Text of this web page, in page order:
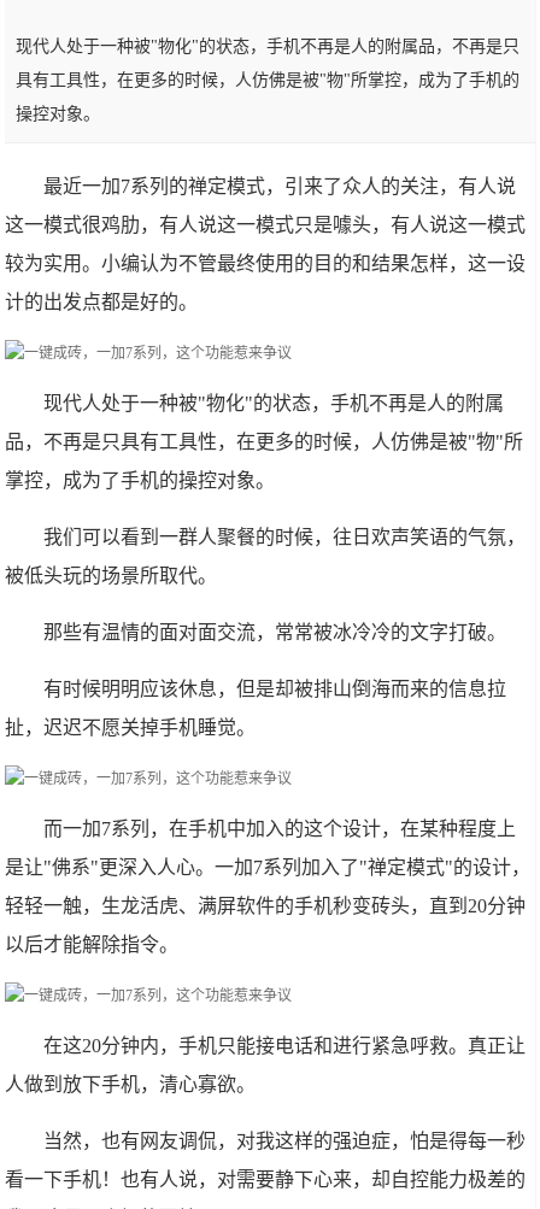
现代人处于一种被"物化"的状态，手机不再是人的附属品，不再是只
具有工具性，在更多的时候，人仿佛是被"物"所掌控，成为了手机的
操控对象。
最近一加7系列的禅定模式，引来了众人的关注，有人说
这一模式很鸡肋，有人说这一模式只是噱头，有人说这一模式
较为实用。小编认为不管最终使用的目的和结果怎样，这一设
计的出发点都是好的。
现代人处于一种被"物化"的状态，手机不再是人的附属
品，不再是只具有工具性，在更多的时候，人仿佛是被"物"所
掌控，成为了手机的操控对象。
我们可以看到一群人聚餐的时候，往日欢声笑语的气氛，
被低头玩的场景所取代。
那些有温情的面对面交流，常常被冰冷冷的文字打破。
有时候明明应该休息，但是却被排山倒海而来的信息拉
扯，迟迟不愿关掉手机睡觉。
而一加7系列，在手机中加入的这个设计，在某种程度上
是让"佛系"更深入人心。一加7系列加入了"禅定模式"的设计，
轻轻一触，生龙活虎、满屏软件的手机秒变砖头，直到20分钟
以后才能解除指令。
在这20分钟内，手机只能接电话和进行紧急呼救。真正让
人做到放下手机，清心寡欲。
当然，也有网友调侃，对我这样的强迫症，怕是得每一秒
看一下手机！也有人说，对需要静下心来，却自控能力极差的